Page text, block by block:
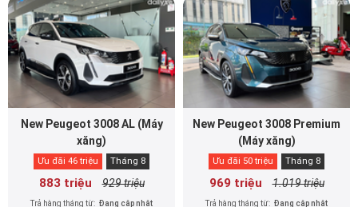
New Peugeot 3008 AL (Máy
xăng)
Ưu đãi 46 triệu Tháng 8
883 triệu 929 triệu
Trả hàng tháng từ: Đang cập nhật
New Peugeot 3008 Premium
(Máy xăng)
Ưu đãi 50 triệu Tháng 8
969 triệu 1.019 triệu
Trả hàng tháng từ: Đang cập nhật